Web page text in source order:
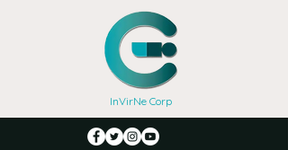
InVirNe Corp